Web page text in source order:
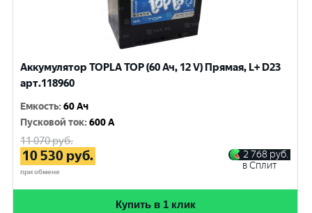
Аккумулятор TOPLA TOP (60 Ач, 12 V) Прямая, L+ D23
арт.118960
Емкость:60 Ач
Пусковой ток:600 A
11 070руб.
10 530 руб.
при обмене
2 768 руб.
в Сплит
Купить в 1 клик